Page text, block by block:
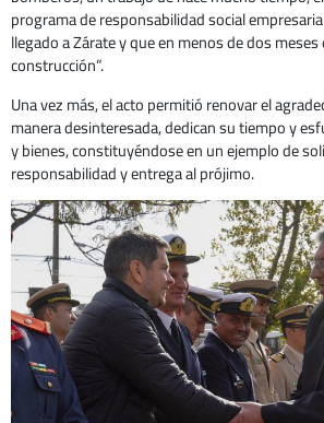
programa de responsabilidad social
llegado a Zárate y que en menos de dos
construcción”.
Una vez más, el acto permitió renovar el
manera desinteresada, dedican su tiempo y
y bienes, constituyéndose en un ejemplo de
responsabilidad y entrega al prójimo.